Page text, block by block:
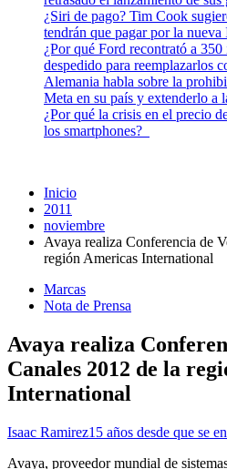
¿Siri de pago? Tim Cook
tendrán que pagar por la
¿Por qué Ford recontrató a
despedido para reemplazarlos
Alemania habla sobre la
Meta en su país y extenderlo a
¿Por qué la crisis en el precio
los smartphones?
Inicio
2011
noviembre
Avaya realiza Conferencia de
región Americas International
Marcas
Nota de Prensa
Avaya realiza
Canales 2012 de la
International
Isaac Ramirez15 años desde que se
Avaya, proveedor mundial de